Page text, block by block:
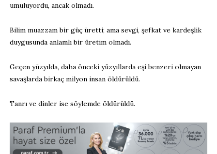
umuluyordu, ancak olmadı.
Bilim muazzam bir güç üretti; ama sevgi, şefkat ve kardeşlik
duygusunda anlamlı bir üretim olmadı.
Geçen yüzyılda, daha önceki yüzyıllarda eşi benzeri olmayan
savaşlarda birkaç milyon insan öldürüldü.
Tanrı ve dinler ise söylemde öldürüldü.